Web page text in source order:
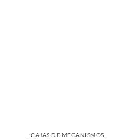
CAJAS DE MECANISMOS